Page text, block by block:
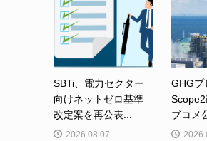
SBTi、電力セクター
向けネットゼロ基準
改定案を再公表...
2026.08.07
GHGプ
ブコメ